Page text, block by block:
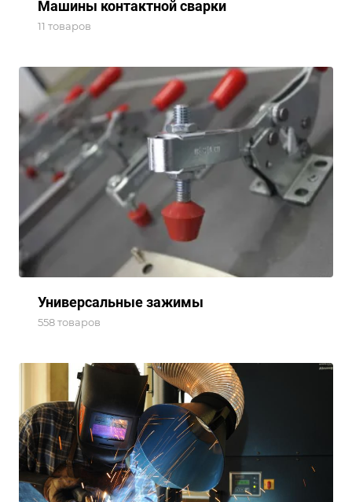
Машины контактной сварки
11 товаров
Универсальные зажимы
558 товаров